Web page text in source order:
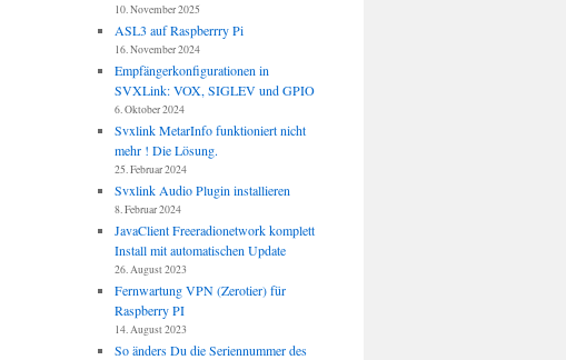
10. November 2025
ASL3 auf Raspberrry Pi
16. November 2024
Empfängerkonfigurationen in
SVXLink: VOX, SIGLEV und GPIO
6. Oktober 2024
Svxlink MetarInfo funktioniert nicht
mehr ! Die Lösung.
25. Februar 2024
Svxlink Audio Plugin installieren
8. Februar 2024
JavaClient Freeradionetwork komplett
Install mit automatischen Update
26. August 2023
Fernwartung VPN (Zerotier) für
Raspberry PI
14. August 2023
So änders Du die Seriennummer des